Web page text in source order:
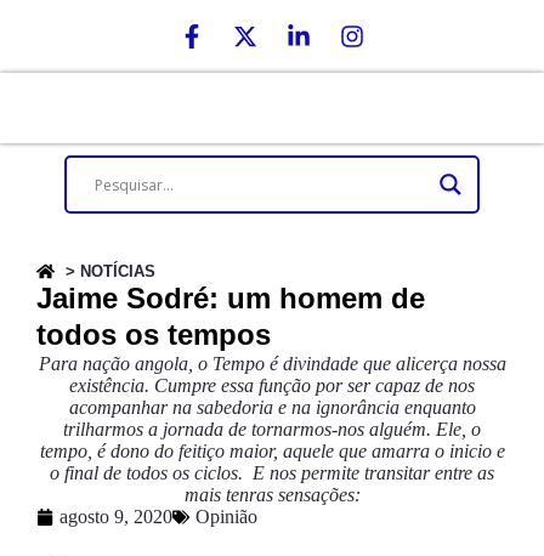
> NOTÍCIAS
Jaime Sodré: um homem de
todos os tempos
Para nação angola, o Tempo é divindade que alicerça nossa
existência. Cumpre essa função por ser capaz de nos
acompanhar na sabedoria e na ignorância enquanto
trilharmos a jornada de tornarmos-nos alguém. Ele, o
tempo, é dono do feitiço maior, aquele que amarra o inicio e
o final de todos os ciclos. E nos permite transitar entre as
mais tenras sensações:
agosto 9, 2020
Opinião